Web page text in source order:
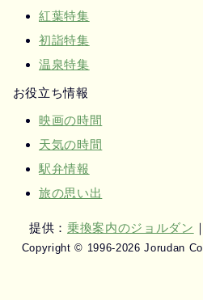
紅葉特集
初詣特集
温泉特集
お役立ち情報
映画の時間
天気の時間
駅弁情報
旅の思い出
提供： 乗換案内のジョルダン ｜
Copyright © 1996-2026 Jorudan